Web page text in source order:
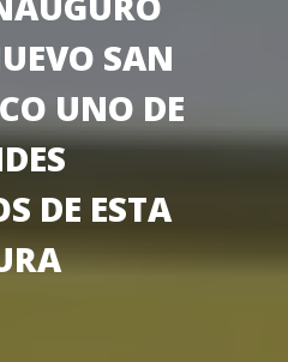
SAN
UNO DE
DE ESTA